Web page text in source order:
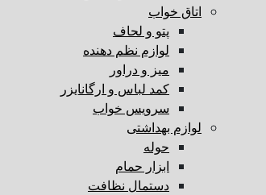
اتاق خواب
پتو و لحاف
لوازم نظم دهنده
میز و دراور
کمد لباس و ارگانایزر
سرویس خواب
لوازم بهداشتی
حوله
ابزار حمام
دستمال نظافت